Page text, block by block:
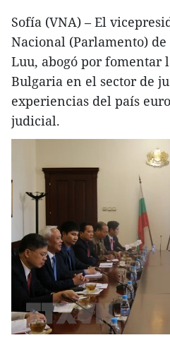
Sofía (VNA) – El
Nacional (Parlamento)
Luu, abogó por fomentar
Bulgaria en el sector de
experiencias del país
judicial.